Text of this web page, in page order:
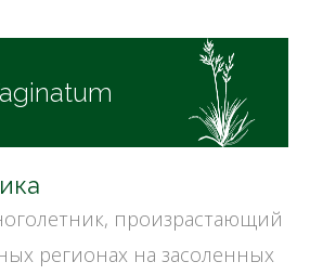
произрастающий
регионах на засоленных